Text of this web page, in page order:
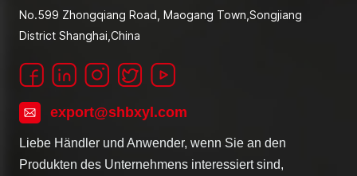
No.599 Zhongqiang Road, Maogang Town,Songjiang
District Shanghai,China
export@shbxyl.com
Liebe Händler und Anwender, wenn Sie an den
Produkten des Unternehmens interessiert sind,